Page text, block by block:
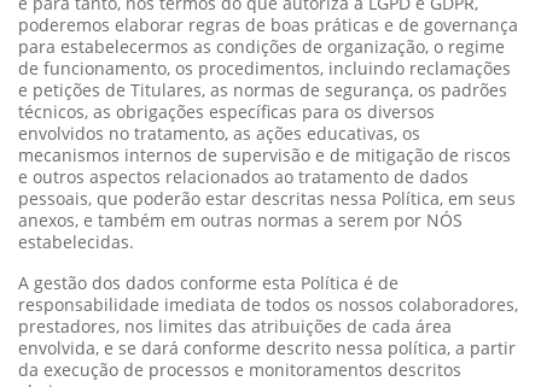
poderemos elaborar regras de boas práticas e de governança
para estabelecermos as condições de organização, o regime
de funcionamento, os procedimentos, incluindo reclamações
e petições de Titulares, as normas de segurança, os padrões
técnicos, as obrigações específicas para os diversos
envolvidos no tratamento, as ações educativas, os
mecanismos internos de supervisão e de mitigação de riscos
e outros aspectos relacionados ao tratamento de dados
pessoais, que poderão estar descritas nessa Política, em seus
anexos, e também em outras normas a serem por NÓS
estabelecidas.
A gestão dos dados conforme esta Política é de
responsabilidade imediata de todos os nossos colaboradores,
prestadores, nos limites das atribuições de cada área
envolvida, e se dará conforme descrito nessa política, a partir
da execução de processos e monitoramentos descritos